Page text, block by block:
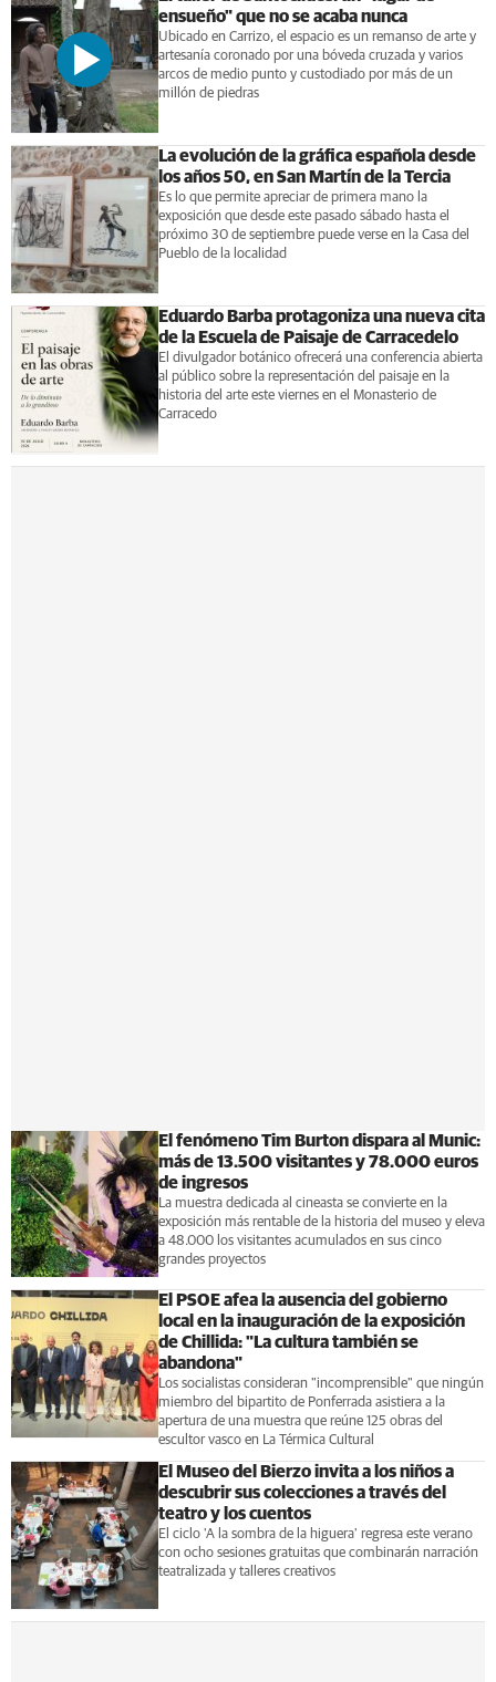
ensueño" que no se acaba nunca
Ubicado en Carrizo, el espacio es un remanso de arte y
artesanía coronado por una bóveda cruzada y varios
arcos de medio punto y custodiado por más de un
millón de piedras
La evolución de la gráfica española desde
los años 50, en San Martín de la Tercia
Es lo que permite apreciar de primera mano la
exposición que desde este pasado sábado hasta el
próximo 30 de septiembre puede verse en la Casa del
Pueblo de la localidad
Eduardo Barba protagoniza una nueva cita
de la Escuela de Paisaje de Carracedelo
El divulgador botánico ofrecerá una conferencia abierta
al público sobre la representación del paisaje en la
historia del arte este viernes en el Monasterio de
Carracedo
El fenómeno Tim Burton dispara al Munic:
más de 13.500 visitantes y 78.000 euros
de ingresos
La muestra dedicada al cineasta se convierte en la
exposición más rentable de la historia del museo y eleva
a 48.000 los visitantes acumulados en sus cinco
grandes proyectos
El PSOE afea la ausencia del gobierno
local en la inauguración de la exposición
de Chillida: "La cultura también se
abandona"
Los socialistas consideran "incomprensible" que ningún
miembro del bipartito de Ponferrada asistiera a la
apertura de una muestra que reúne 125 obras del
escultor vasco en La Térmica Cultural
El Museo del Bierzo invita a los niños a
descubrir sus colecciones a través del
teatro y los cuentos
El ciclo 'A la sombra de la higuera' regresa este verano
con ocho sesiones gratuitas que combinarán narración
teatralizada y talleres creativos